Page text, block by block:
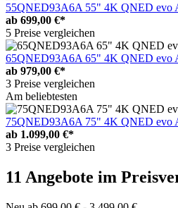
55QNED93A6A 55" 4K QNED evo
ab 699,00 €*
5 Preise vergleichen
65QNED93A6A 65" 4K QNED evo
ab 979,00 €*
3 Preise vergleichen
Am beliebtesten
75QNED93A6A 75" 4K QNED evo
ab 1.099,00 €*
3 Preise vergleichen
11 Angebote im